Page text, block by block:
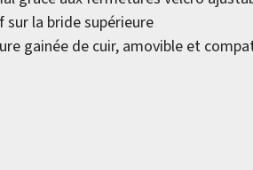
la bride supérieure
gainée de cuir, amovible et